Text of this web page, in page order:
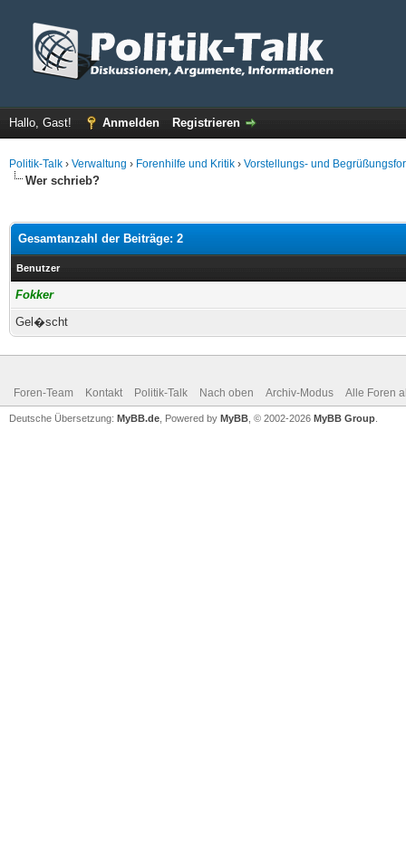
Hallo, Gast! Anmelden Registrieren
Politik-Talk › Verwaltung › Forenhilfe und Kritik › Vorstellungs- und
Wer schrieb?
Gesamtanzahl der Beiträge: 2
Benutzer
Fokker
Gel�scht
Foren-Team Kontakt Politik-Talk Nach oben Archiv-Modus Alle Foren
Deutsche Übersetzung: MyBB.de , Powered by MyBB , © 2002-2026 MyBB Group